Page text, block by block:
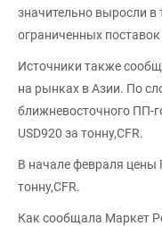
значительно выросли
ограниченных
Источники также
на рынках в Азии. По
ближневосточного ПП-
USD920 за тонну,CFR.
В начале февраля цены
тонну,CFR.
Как сообщала Маркет